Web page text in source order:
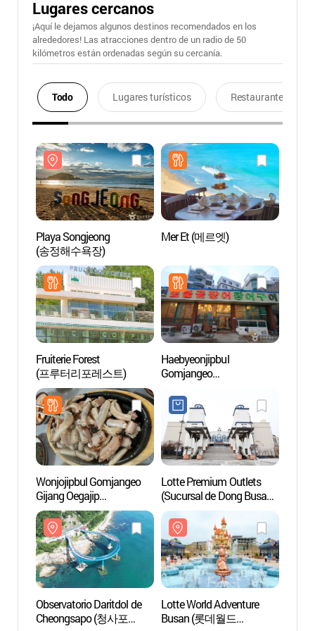
Lugares cercanos
¡Aquí le dejamos algunos destinos recomendados en los
alrededores! Las atracciones dentro de un radio de 50
kilómetros están ordenadas según su cercanía.
Todo Lugares turísticos Restaurantes
Playa Songjeong
(송정해수욕장)
Mer Et (메르엣)
Fruiterie Forest
(프루터리포레스트)
Haebyeonjipbul
Gomjangeo
Wonjojipbul Gomjangeo
Gijang Oegajip
(원조짚불곰장어
기장외가집)
Lotte Premium Outlets
(Sucursal de Dong Busan)
(롯데프리미엄아울렛
동부산점)
Observatorio Daritdol de
Cheongsapo (청사포
Lotte World Adventure
Busan (롯데월드